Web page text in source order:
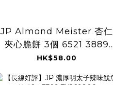
JP Almond Meister 杏仁
夾心脆餅 3個 6521 3889
TK260806
HK$58.00